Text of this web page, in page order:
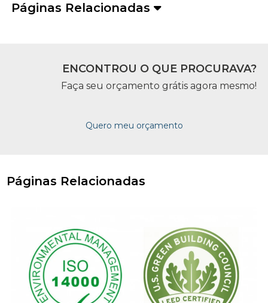
Páginas Relacionadas
ENCONTROU O QUE PROCURAVA?
Faça seu orçamento grátis agora mesmo!
Quero meu orçamento
Páginas Relacionadas